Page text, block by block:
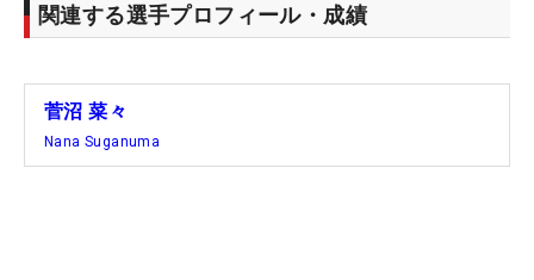
関連する選手プロフィール・成績
菅沼 菜々
Nana Suganuma